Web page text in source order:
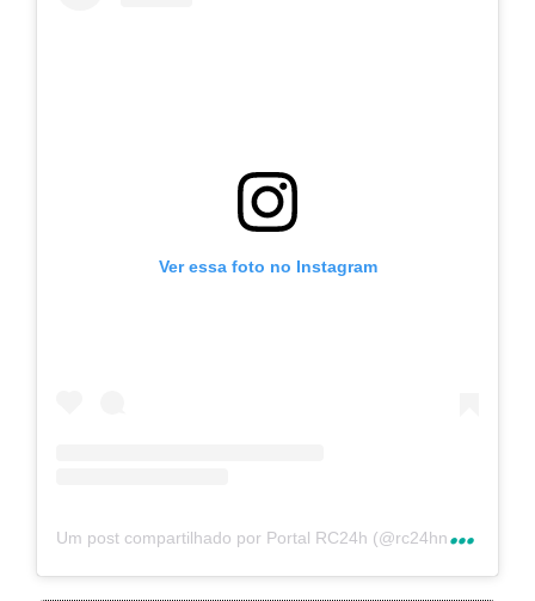
Ver essa foto no Instagram
U
m post compartilhado por Portal RC24h (@rc24hnoticias)